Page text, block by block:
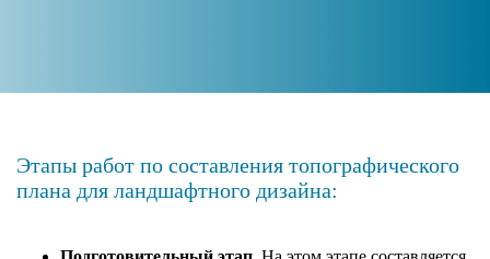
Этапы работ по составления топографического
плана для ландшафтного дизайна: